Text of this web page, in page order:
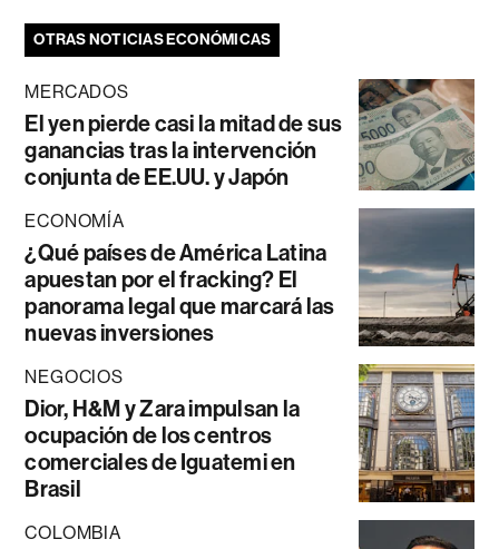
OTRAS NOTICIAS ECONÓMICAS
MERCADOS
El yen pierde casi la mitad de sus
ganancias tras la intervención
conjunta de EE.UU. y Japón
ECONOMÍA
¿Qué países de América Latina
apuestan por el fracking? El
panorama legal que marcará las
nuevas inversiones
NEGOCIOS
Dior, H&M y Zara impulsan la
ocupación de los centros
comerciales de Iguatemi en
Brasil
COLOMBIA